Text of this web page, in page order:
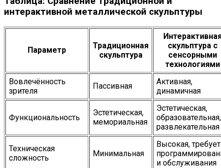
интерактивной металлической скульптуры
Параметр
Традиционная
скульптура
скульптура с
сенсорными
технологиями
Вовлечённость
зрителя
Пассивная
Активная,
динамичная
Функциональность
Эстетическая,
мемориальная
Эстетическая,
образовательная,
развлекательная
Техническая
сложность
Минимальная
Высокая, требует
и обслуживания